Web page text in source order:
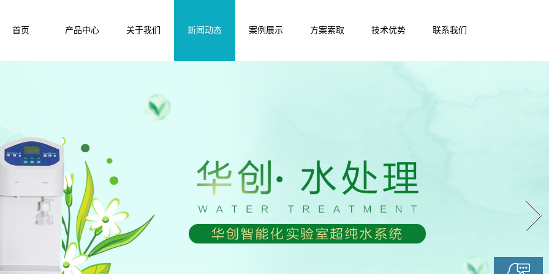
首页 产品中心 关于我们 新闻动态 案例展示 方案索取 技术优势 联系我们